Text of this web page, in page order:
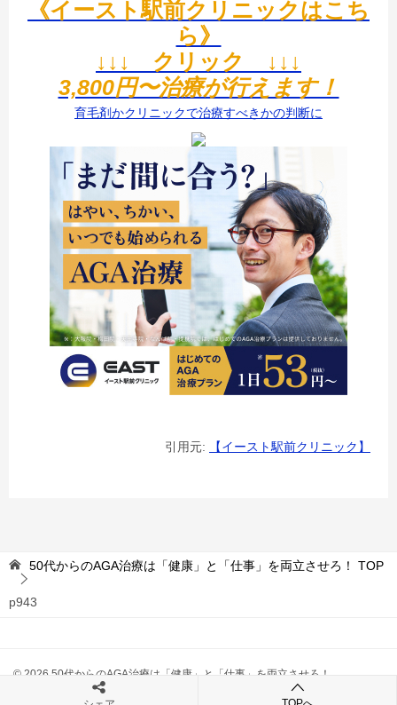
《イースト駅前クリニックはこち
ら》
↓↓↓ クリック ↓↓↓
3,800円〜治療が行えます！
育毛剤かクリニックで治療すべきかの判断に
引用元: 【イースト駅前クリニック】
50代からのAGA治療は「健康」と「仕事」を両立させろ！ TOP
p943
© 2026 50代からのAGA治療は「健康」と「仕事」を両立させろ！